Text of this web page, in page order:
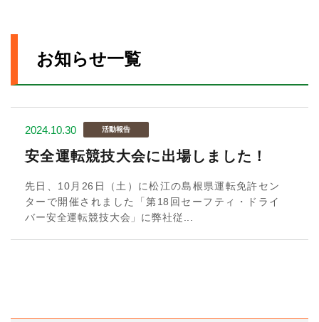
お知らせ一覧
2024.10.30 活動報告
安全運転競技大会に出場しました！
先日、10月26日（土）に松江の島根県運転免許セン
ターで開催されました「第18回セーフティ・ドライ
バー安全運転競技大会」に弊社従...